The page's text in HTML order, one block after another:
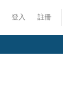
登入 註冊